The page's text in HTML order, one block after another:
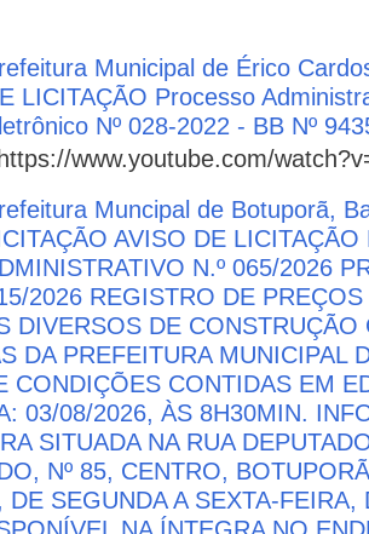
Municipal de Érico
LICITAÇÃO Processo
Nº 028-2022 - BB Nº
www.youtube.com/
Muncipal de Botuporã,
AVISO DE LICITAÇÃO
N.º 065/2026
2026 REGISTRO DE
DIVERSOS DE CONSTRUÇÃO
DA PREFEITURA MUNICIPAL
CONDIÇÕES CONTIDAS EM
03/08/2026, ÀS 8H30MIN.
SITUADA NA RUA
Nº 85, CENTRO,
DE SEGUNDA A SEXTA-